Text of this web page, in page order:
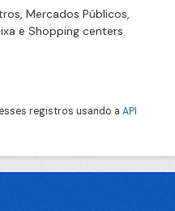
Mercados Públicos,
e Shopping centers
registros usando a API